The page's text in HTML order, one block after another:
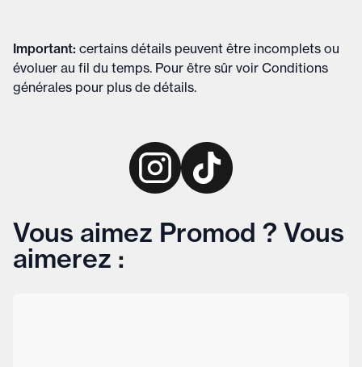
Important: certains détails peuvent être incomplets ou
évoluer au fil du temps. Pour être sûr voir Conditions
générales pour plus de détails.
Vous aimez Promod ? Vous
aimerez :